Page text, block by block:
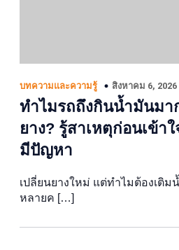
บทความและความรู้ สิงหาคม 6, 2026
ทำไมรถถึงกินน้ำมันมา
ยาง? รู้สาเหตุก่อนเข้า
มีปัญหา
เปลี่ยนยางใหม่ แต่ทำไมต้องเติม
หลายค […]